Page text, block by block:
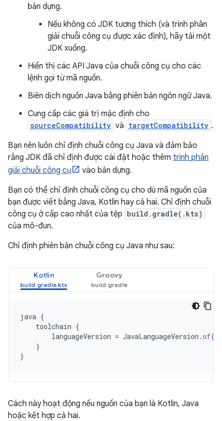
bản dựng.
Nếu không có JDK tương thích (và trình phân
giải chuỗi công cụ được xác định), hãy tải một
JDK xuống.
Hiển thị các API Java của chuỗi công cụ cho các
lệnh gọi từ mã nguồn.
Biên dịch nguồn Java bằng phiên bản ngôn ngữ Java.
Cung cấp các giá trị mặc định cho
sourceCompatibility và targetCompatibility .
Bạn nên luôn chỉ định chuỗi công cụ Java và đảm bảo
rằng JDK đã chỉ định được cài đặt hoặc thêm trình phân
giải chuỗi công cụ
vào bản dựng.
Bạn có thể chỉ định chuỗi công cụ cho dù mã nguồn của
bạn được viết bằng Java, Kotlin hay cả hai. Chỉ định chuỗi
công cụ ở cấp cao nhất của tệp build.gradle(.kts)
của mô-đun.
Chỉ định phiên bản chuỗi công cụ Java như sau:
Kotlin Groovy
java {
toolchain {
languageVersion = JavaLanguageVersion .of(
}
}
Cách này hoạt động nếu nguồn của bạn là Kotlin, Java
hoặc kết hợp cả hai.